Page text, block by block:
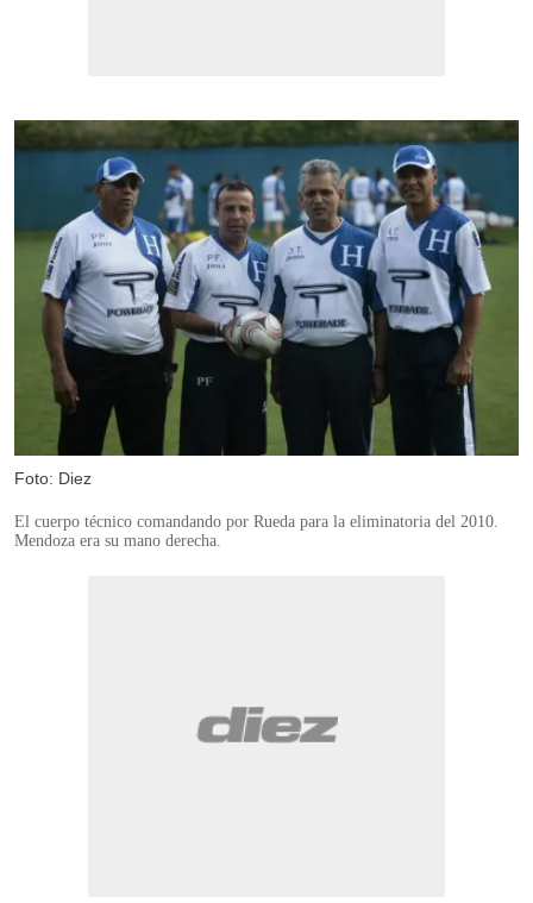
Foto: Diez
El cuerpo técnico comandando por Rueda para la eliminatoria del 2010.
Mendoza era su mano derecha.